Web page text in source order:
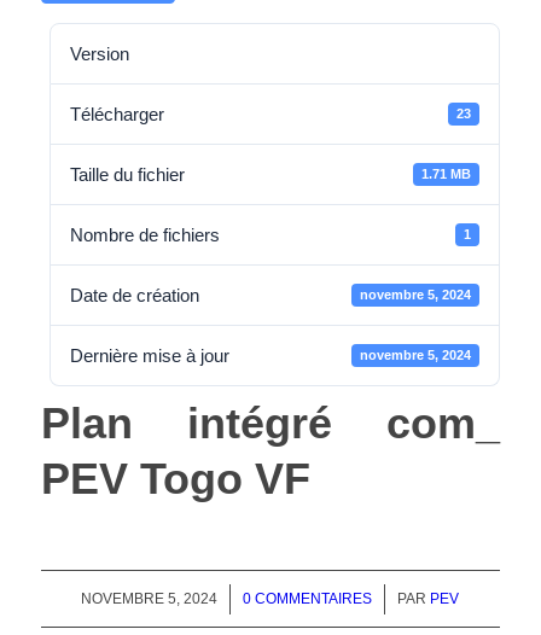
Version
Télécharger 23
Taille du fichier 1.71 MB
Nombre de fichiers 1
Date de création novembre 5, 2024
Dernière mise à jour novembre 5, 2024
Plan intégré com_
PEV Togo VF
NOVEMBRE 5, 2024
/ 0 COMMENTAIRES
/ PAR PEV